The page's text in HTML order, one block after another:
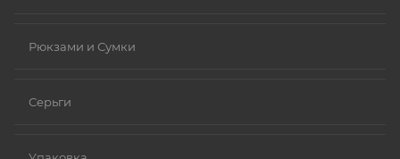
Рюкзами и Сумки
Серьги